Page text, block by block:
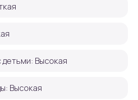
Высокая
Высокая